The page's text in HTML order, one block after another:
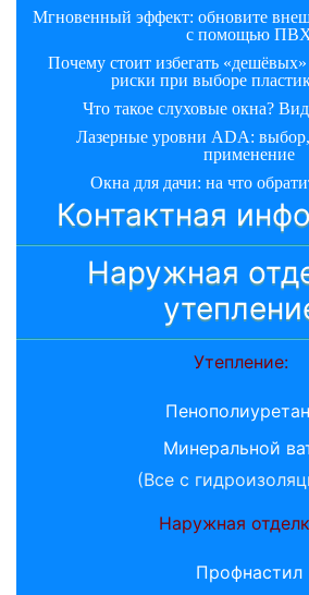
Мгновенный эффект: обновите
с помощью
Почему стоит избегать
риски при выборе
Что такое слуховые окна?
Лазерные уровни ADA:
применение
Окна для дачи: на что
Контактная
Наружная
Утепление:
Минеральной
(Все с
Наружная
Профнастил